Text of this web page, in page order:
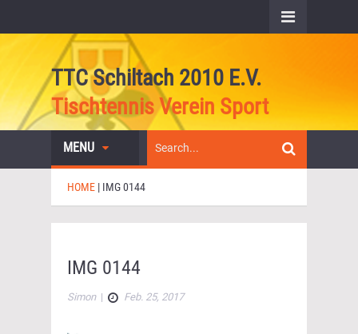
TTC Schiltach 2010 E.V.
Tischtennis Verein Sport
MENU
HOME | IMG 0144
IMG 0144
Simon| Feb. 25, 2017